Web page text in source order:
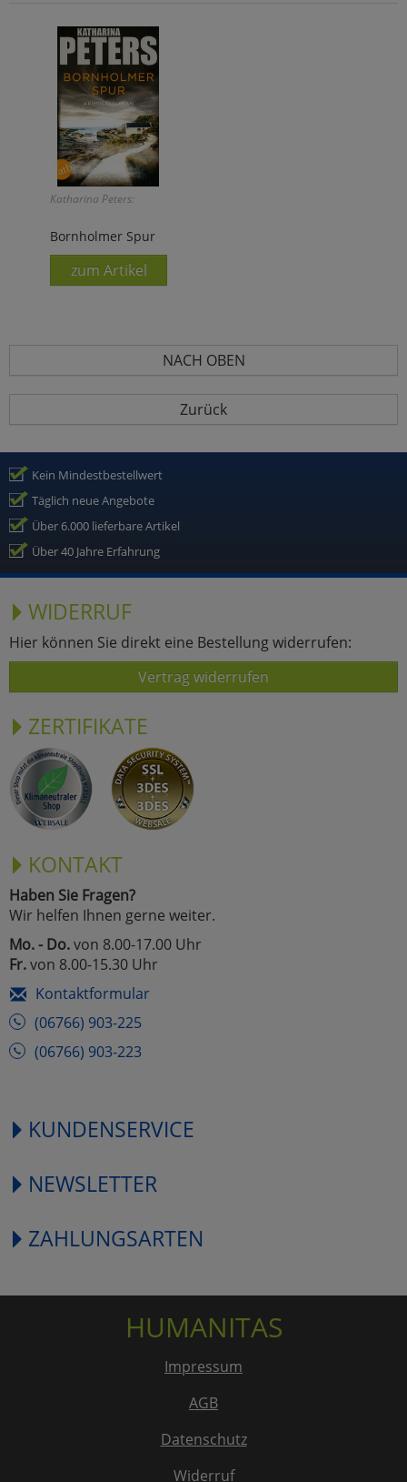
Katharina Peters:
Bornholmer Spur
zum Artikel
NACH OBEN
Zurück
Kein Mindestbestellwert
Täglich neue Angebote
Über 6.000 lieferbare Artikel
Über 40 Jahre Erfahrung
WIDERRUF
Hier können Sie direkt eine Bestellung widerrufen:
Vertrag widerrufen
ZERTIFIKATE
KONTAKT
Haben Sie Fragen?
Wir helfen Ihnen gerne weiter.
Mo. - Do.von 8.00-17.00 Uhr
Fr.von 8.00-15.30 Uhr
Kontaktformular
(06766) 903-225
(06766) 903-223
KUNDENSERVICE
NEWSLETTER
ZAHLUNGSARTEN
HUMANITAS
Impressum
AGB
Datenschutz
Widerruf